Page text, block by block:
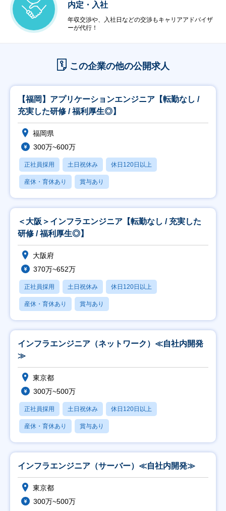
内定・入社
年収交渉や、入社日などの交渉もキャリアアドバイザ
ーが代行！
この企業の他の公開求人
【福岡】アプリケーションエンジニア【転勤なし /
充実した研修 / 福利厚生◎】
福岡県
300万~600万
正社員採用 土日祝休み 休日120日以上
産休・育休あり 賞与あり
＜大阪＞インフラエンジニア【転勤なし / 充実した
研修 / 福利厚生◎】
大阪府
370万~652万
正社員採用 土日祝休み 休日120日以上
産休・育休あり 賞与あり
インフラエンジニア（ネットワーク）≪自社内開発
≫
東京都
300万~500万
正社員採用 土日祝休み 休日120日以上
産休・育休あり 賞与あり
インフラエンジニア（サーバー）≪自社内開発≫
東京都
300万~500万